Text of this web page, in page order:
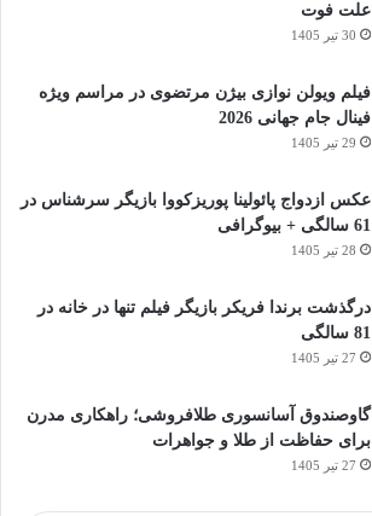
علت فوت
30 تیر 1405
فیلم ویولن نوازی بیژن مرتضوی در مراسم ویژه
فینال جام جهانی 2026
29 تیر 1405
عکس ازدواج پائولینا پوریزکووا بازیگر سرشناس در
61 سالگی + بیوگرافی
28 تیر 1405
درگذشت برندا فریکر بازیگر فیلم تنها در خانه در
81 سالگی
27 تیر 1405
گاوصندوق آسانسوری طلافروشی؛ راهکاری مدرن
برای حفاظت از طلا و جواهرات
27 تیر 1405